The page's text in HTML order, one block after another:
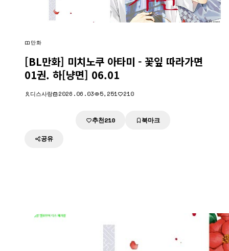
만화
[BL만화] 미치노쿠 아타미 - 꽃잎 따라가면
01권. 하[냥면] 06.01
디스사랑 2026.06.03 5,251 210
추천210 북마크
공유